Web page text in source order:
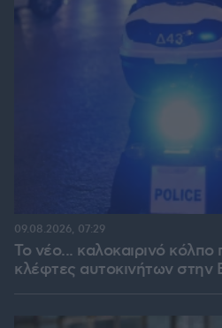
Το νέο... καλοκαιρινό κόλπο
κλέφτες αυτοκινήτων στην
09.08.2026, 07:29